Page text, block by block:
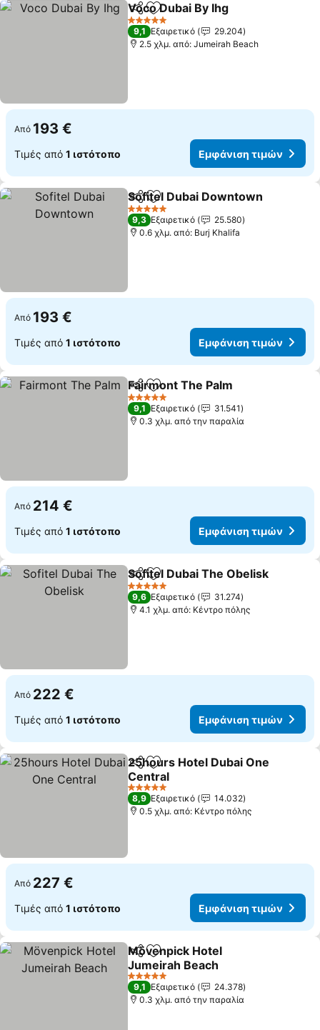
Κοινοποίηση
Προσθήκη στα αγαπημένα
Voco Dubai By Ihg
5 Αστέρια
9,1 Εξαιρετικό
29.204
2.5 χλμ. από: Jumeirah Beach
Από 193 €
Τιμές από 1 ιστότοπο Εμφάνιση τιμών
Κοινοποίηση
Προσθήκη στα αγαπημένα
Sofitel Dubai Downtown
5 Αστέρια
9,3 Εξαιρετικό
25.580
0.6 χλμ. από: Burj Khalifa
Από 193 €
Τιμές από 1 ιστότοπο Εμφάνιση τιμών
Κοινοποίηση
Προσθήκη στα αγαπημένα
Fairmont The Palm
5 Αστέρια
9,1 Εξαιρετικό
31.541
0.3 χλμ. από την παραλία
Από 214 €
Τιμές από 1 ιστότοπο Εμφάνιση τιμών
Κοινοποίηση
Προσθήκη στα αγαπημένα
Sofitel Dubai The Obelisk
5 Αστέρια
9,6 Εξαιρετικό
31.274
4.1 χλμ. από: Κέντρο πόλης
Από 222 €
Τιμές από 1 ιστότοπο Εμφάνιση τιμών
Κοινοποίηση
Προσθήκη στα αγαπημένα
25hours Hotel Dubai One
Central
5 Αστέρια
8,9 Εξαιρετικό
14.032
0.5 χλμ. από: Κέντρο πόλης
Από 227 €
Τιμές από 1 ιστότοπο Εμφάνιση τιμών
Κοινοποίηση
Προσθήκη στα αγαπημένα
Mövenpick Hotel
Jumeirah Beach
5 Αστέρια
9,1 Εξαιρετικό
24.378
0.3 χλμ. από την παραλία